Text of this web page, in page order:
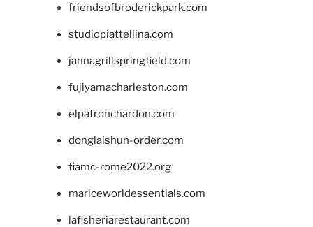
friendsofbroderickpark.com
studiopiattellina.com
jannagrillspringfield.com
fujiyamacharleston.com
elpatronchardon.com
donglaishun-order.com
fiamc-rome2022.org
mariceworldessentials.com
lafisheriarestaurant.com